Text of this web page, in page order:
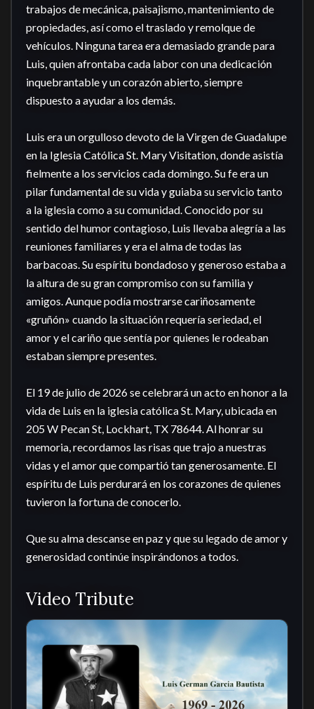
trabajos de mecánica, paisajismo, mantenimiento de
propiedades, así como el traslado y remolque de
vehículos. Ninguna tarea era demasiado grande para
Luis, quien afrontaba cada labor con una dedicación
inquebrantable y un corazón abierto, siempre
dispuesto a ayudar a los demás.
Luis era un orgulloso devoto de la Virgen de Guadalupe
en la Iglesia Católica St. Mary Visitation, donde asistía
fielmente a los servicios cada domingo. Su fe era un
pilar fundamental de su vida y guiaba su servicio tanto
a la iglesia como a su comunidad. Conocido por su
sentido del humor contagioso, Luis llevaba alegría a las
reuniones familiares y era el alma de todas las
barbacoas. Su espíritu bondadoso y generoso estaba a
la altura de su gran compromiso con su familia y
amigos. Aunque podía mostrarse cariñosamente
«gruñón» cuando la situación requería seriedad, el
amor y el cariño que sentía por quienes le rodeaban
estaban siempre presentes.
El 19 de julio de 2026 se celebrará un acto en honor a la
vida de Luis en la iglesia católica St. Mary, ubicada en
205 W Pecan St, Lockhart, TX 78644. Al honrar su
memoria, recordamos las risas que trajo a nuestras
vidas y el amor que compartió tan generosamente. El
espíritu de Luis perdurará en los corazones de quienes
tuvieron la fortuna de conocerlo.
Que su alma descanse en paz y que su legado de amor y
generosidad continúe inspirándonos a todos.
Video Tribute